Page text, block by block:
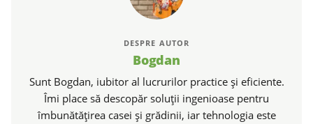
DESPRE AUTOR
Bogdan
Sunt Bogdan, iubitor al lucrurilor practice și eficiente.
Îmi place să descopăr soluții ingenioase pentru
îmbunătățirea casei și grădinii, iar tehnologia este